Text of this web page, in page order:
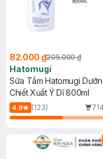
82.000 ₫205.000 ₫
Hatomugi
Sữa Tắm Hatomugi
Chiết Xuất Ý Dĩ 800ml
4.9 (123)